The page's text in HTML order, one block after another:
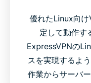
優れたLinux向
定して動作す
ExpressVPNの
スを実現するよ
作業からサーバ